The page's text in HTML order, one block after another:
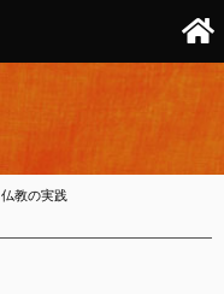
CURRENT:
仏教の実践